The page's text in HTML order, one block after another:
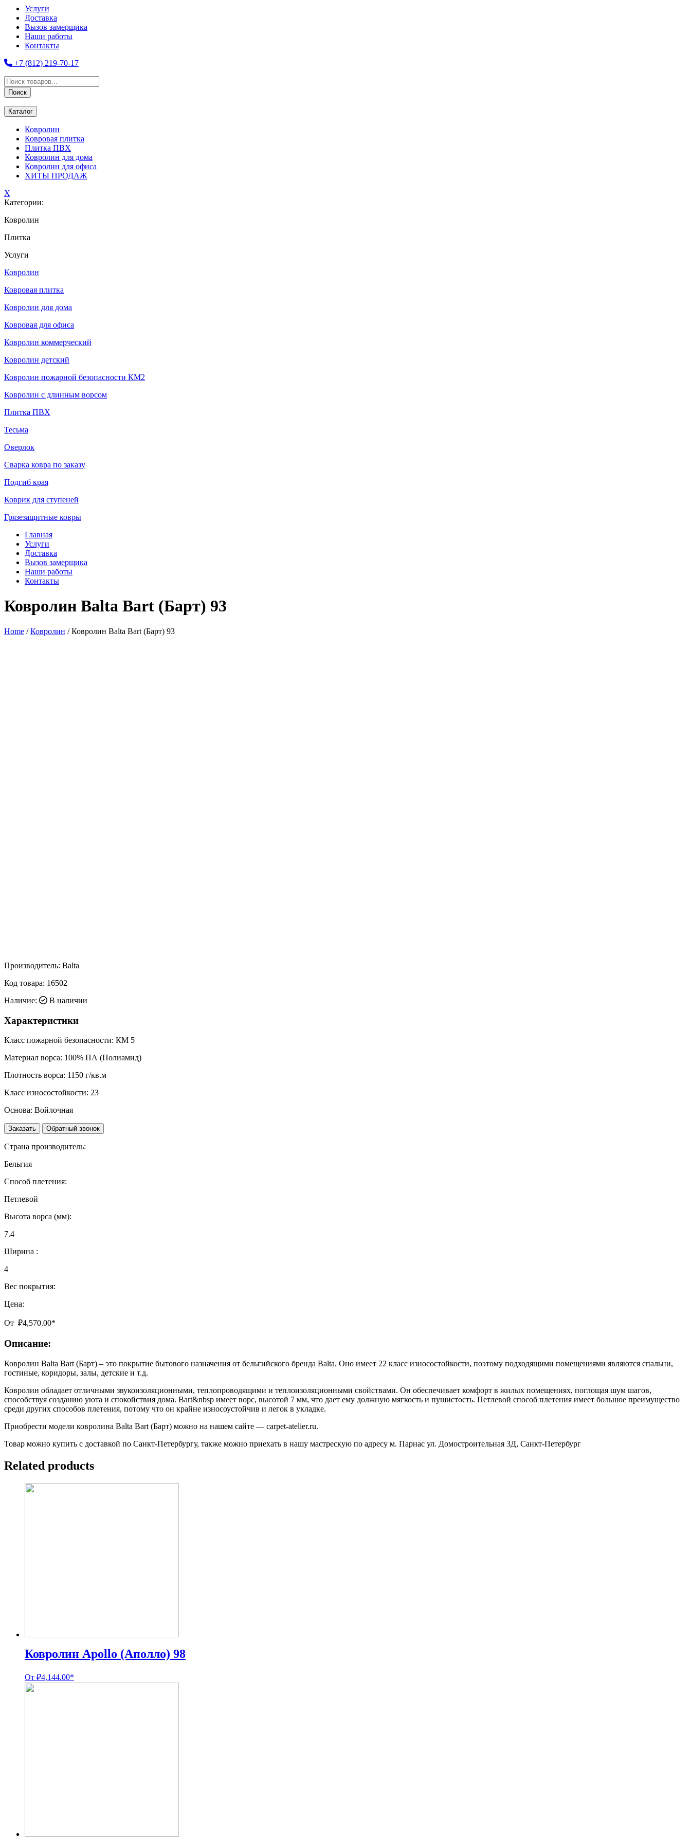
Услуги
Доставка
Вызов замерщика
Наши работы
Контакты
+7 (812) 219-70-17
Поиск
товаров
Поиск
Каталог
Ковролин
Ковровая плитка
Плитка ПВХ
Ковролин для дома
Ковролин для офиса
ХИТЫ ПРОДАЖ
X
Категории:
Ковролин
Плитка
Услуги
Ковролин
Ковровая плитка
Ковролин для дома
Ковровая для офиса
Ковролин коммерческий
Ковролин детский
Ковролин пожарной безопасности КМ2
Ковролин с длинным ворсом
Плитка ПВХ
Тесьма
Оверлок
Сварка ковра по заказу
Подгиб края
Коврик для ступеней
Грязезащитные ковры
Главная
Услуги
Доставка
Вызов замерщика
Наши работы
Контакты
Ковролин Balta Bart (Барт) 93
Home /Ковролин / Ковролин Balta Bart (Барт) 93
Производитель: Balta
Код товара: 16502
Наличие:
В наличии
Характеристики
Класс пожарной безопасности: КМ 5
Материал ворса: 100% ПА (Полиамид)
Плотность ворса: 1150 г/кв.м
Класс износостойкости: 23
Основа: Войлочная
Заказать Обратный звонок
Страна производитель:
Бельгия
Способ плетения:
Петлевой
Высота ворса (мм):
7.4
Ширина :
4
Вес покрытия:
Цена:
От ₽4,570.00*
Описание:
Ковролин Balta Bart (Барт) – это покрытие бытового назначения от бельгийского бренда Balta. Оно имеет 22 класс износостойкости, поэтому подходящими помещениями являются спальни,
гостиные, коридоры, залы, детские и т.д.
Ковролин обладает отличными звукоизоляционными, теплопроводящими и теплоизоляционными свойствами. Он обеспечивает комфорт в жилых помещениях, поглощая шум шагов,
способствуя созданию уюта и спокойствия дома. Bart&nbsp имеет ворс, высотой 7 мм, что дает ему должную мягкость и пушистость. Петлевой способ плетения имеет большое преимущество
среди других способов плетения, потому что он крайне износоустойчив и легок в укладке.
Приобрести модели ковролина Balta Bart (Барт) можно на нашем сайте — carpet-atelier.ru.
Товар можно купить с доставкой по Санкт-Петербургу, также можно приехать в нашу мастрескую по адресу м. Парнас ул. Домостроительная 3Д, Санкт-Петербург
Related products
Ковролин Apollo (Аполло) 98
От ₽4,144.00*